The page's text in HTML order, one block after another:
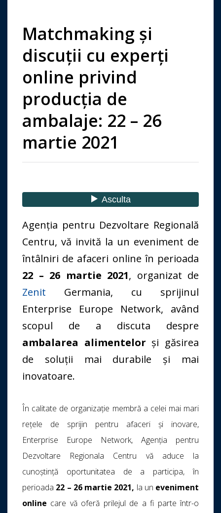
Matchmaking și
discuții cu experți
online privind
producția de
ambalaje: 22 – 26
martie 2021
Agenția pentru Dezvoltare Regională
Centru, vă invită la un eveniment de
întâlniri de afaceri online în perioada
22 – 26 martie 2021, organizat de
Zenit Germania, cu sprijinul
Enterprise Europe Network, având
scopul de a discuta despre
ambalarea alimentelor și găsirea
de soluții mai durabile și mai
inovatoare.
În calitate de organizaţie membră a celei mai mari
reţele de sprijin pentru afaceri şi inovare,
Enterprise Europe Network, Agenția pentru
Dezvoltare Regionala Centru vă aduce la
cunoștință oportunitatea de a participa, în
perioada 22 – 26 martie 2021, la un eveniment
online care vă oferă prilejul de a fi parte într-o